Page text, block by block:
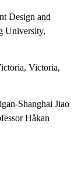
Design and
University,
Victoria,
Shanghai Jiao
Håkan